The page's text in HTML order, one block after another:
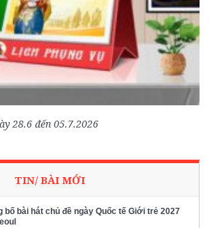
28.6 đến 05.7.2026
TIN/ BÀI MỚI
bố bài hát chủ đề ngày Quốc tế Giới trẻ 2027